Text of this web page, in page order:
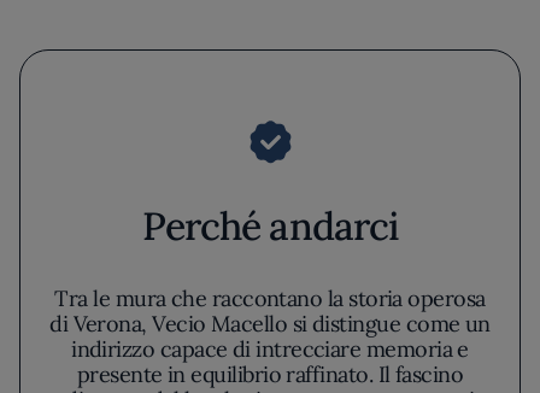
Perché andarci
Tra le mura che raccontano la storia operosa
di Verona, Vecio Macello si distingue come un
indirizzo capace di intrecciare memoria e
presente in equilibrio raffinato. Il fascino